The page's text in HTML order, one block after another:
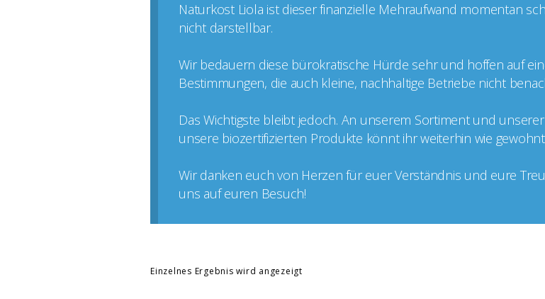
Naturkost Liola ist dieser finanzielle Mehraufwand momentan
nicht darstellbar.
Wir bedauern diese bürokratische Hürde sehr und hoffen auf
Bestimmungen, die auch kleine, nachhaltige Betriebe nicht
Das Wichtigste bleibt jedoch. An unserem Sortiment und
unsere biozertifizierten Produkte könnt ihr weiterhin wie
Wir danken euch von Herzen für euer Verständnis und eure
uns auf euren Besuch!
Einzelnes Ergebnis wird angezeigt